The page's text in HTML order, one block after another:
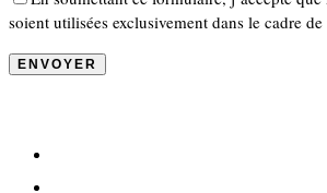
soient utilisées exclusivement dans le cadre